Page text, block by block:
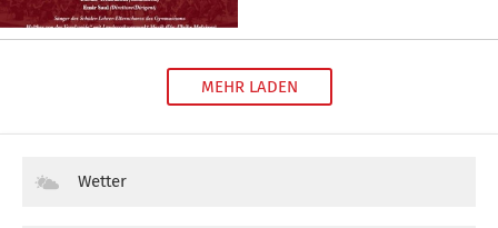
MEHR LADEN
Wetter